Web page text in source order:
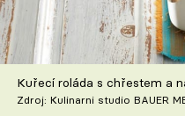
Recepty z TV
Speciál: Cuketa
Těhotnej kuchař
Kuřecí roláda s chřestem a
Zdroj: Kulinarni studio BAUER